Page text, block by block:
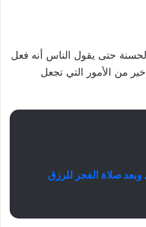
حتى يقول الناس أنه فعل
من الأمور التي تجعل
وبعد صلاة الفجر للرزق